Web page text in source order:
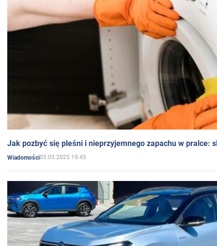
Jak pozbyć się pleśni i nieprzyjemnego zapachu w pralce:
Wiadomości05.03.2025 19:45